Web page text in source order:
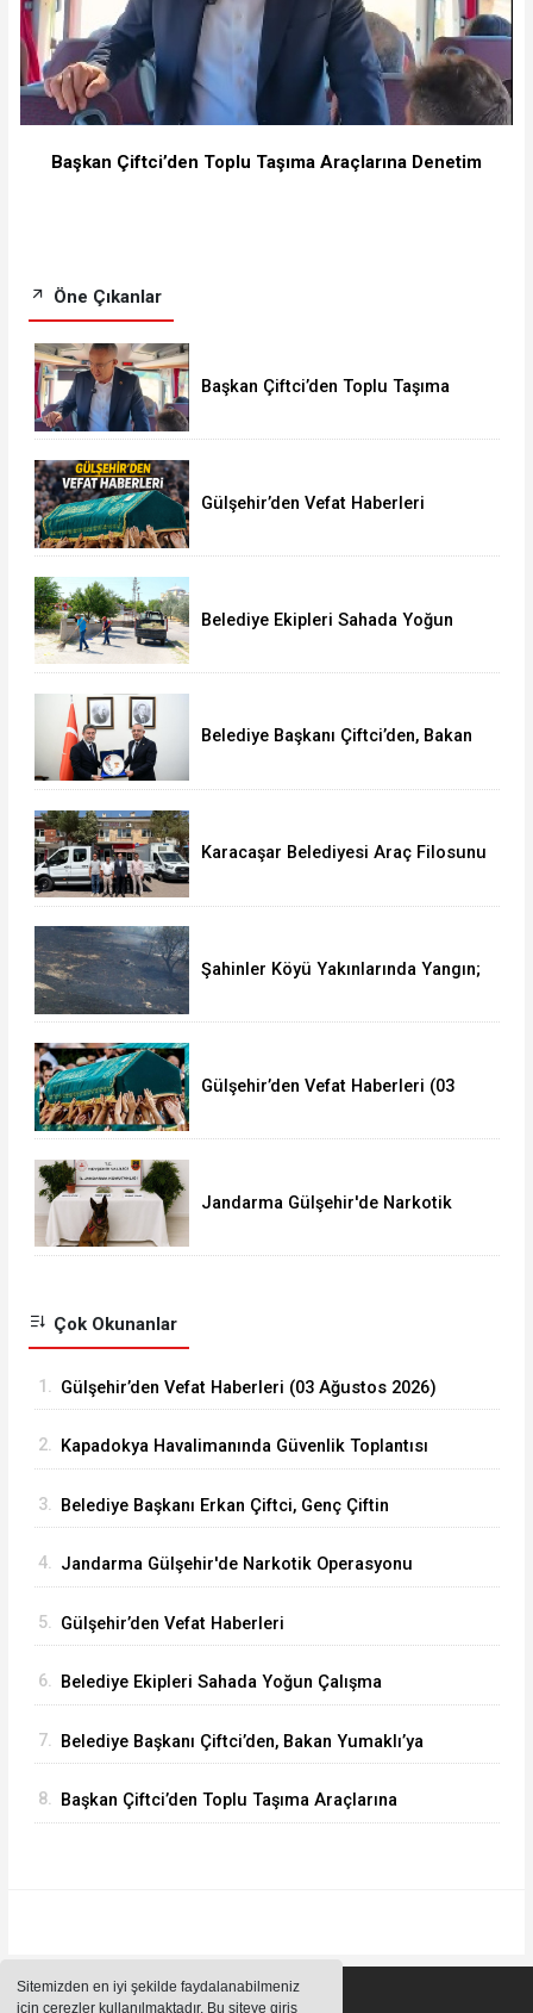
Sitemizden en iyi şekilde faydalanabilmeniz
için çerezler kullanılmaktadır. Bu siteye giriş
Başkan Çiftci’den Toplu Taşıma Araçlarına Denetim
Öne Çıkanlar
Başkan Çiftci’den Toplu Taşıma
Gülşehir’den Vefat Haberleri
Belediye Ekipleri Sahada Yoğun
Belediye Başkanı Çiftci’den, Bakan
Karacaşar Belediyesi Araç Filosunu
Şahinler Köyü Yakınlarında Yangın;
Gülşehir’den Vefat Haberleri (03
Jandarma Gülşehir'de Narkotik
Çok Okunanlar
1. Gülşehir’den Vefat Haberleri (03 Ağustos 2026)
2. Kapadokya Havalimanında Güvenlik Toplantısı
3. Belediye Başkanı Erkan Çiftci, Genç Çiftin
4. Jandarma Gülşehir'de Narkotik Operasyonu
5. Gülşehir’den Vefat Haberleri
6. Belediye Ekipleri Sahada Yoğun Çalışma
7. Belediye Başkanı Çiftci’den, Bakan Yumaklı’ya
8. Başkan Çiftci’den Toplu Taşıma Araçlarına